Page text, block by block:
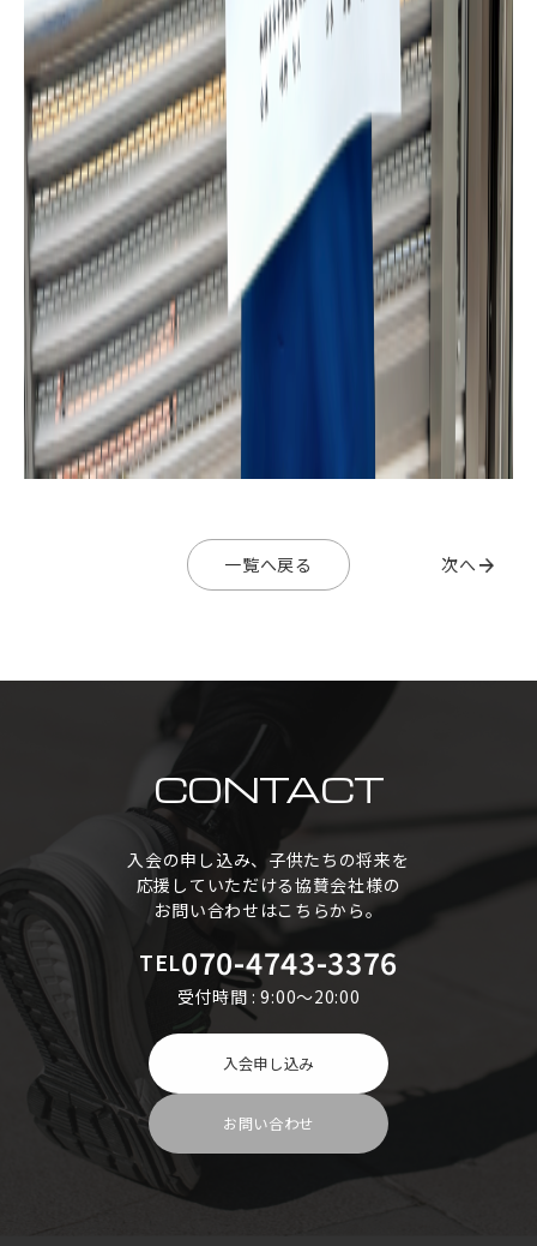
一覧へ戻る 次へ
CONTACT
入会の申し込み、子供たちの将来を
応援していただける協賛会社様の
お問い合わせはこちらから。
TEL070-4743-3376
受付時間 : 9:00～20:00
入会申し込み
お問い合わせ